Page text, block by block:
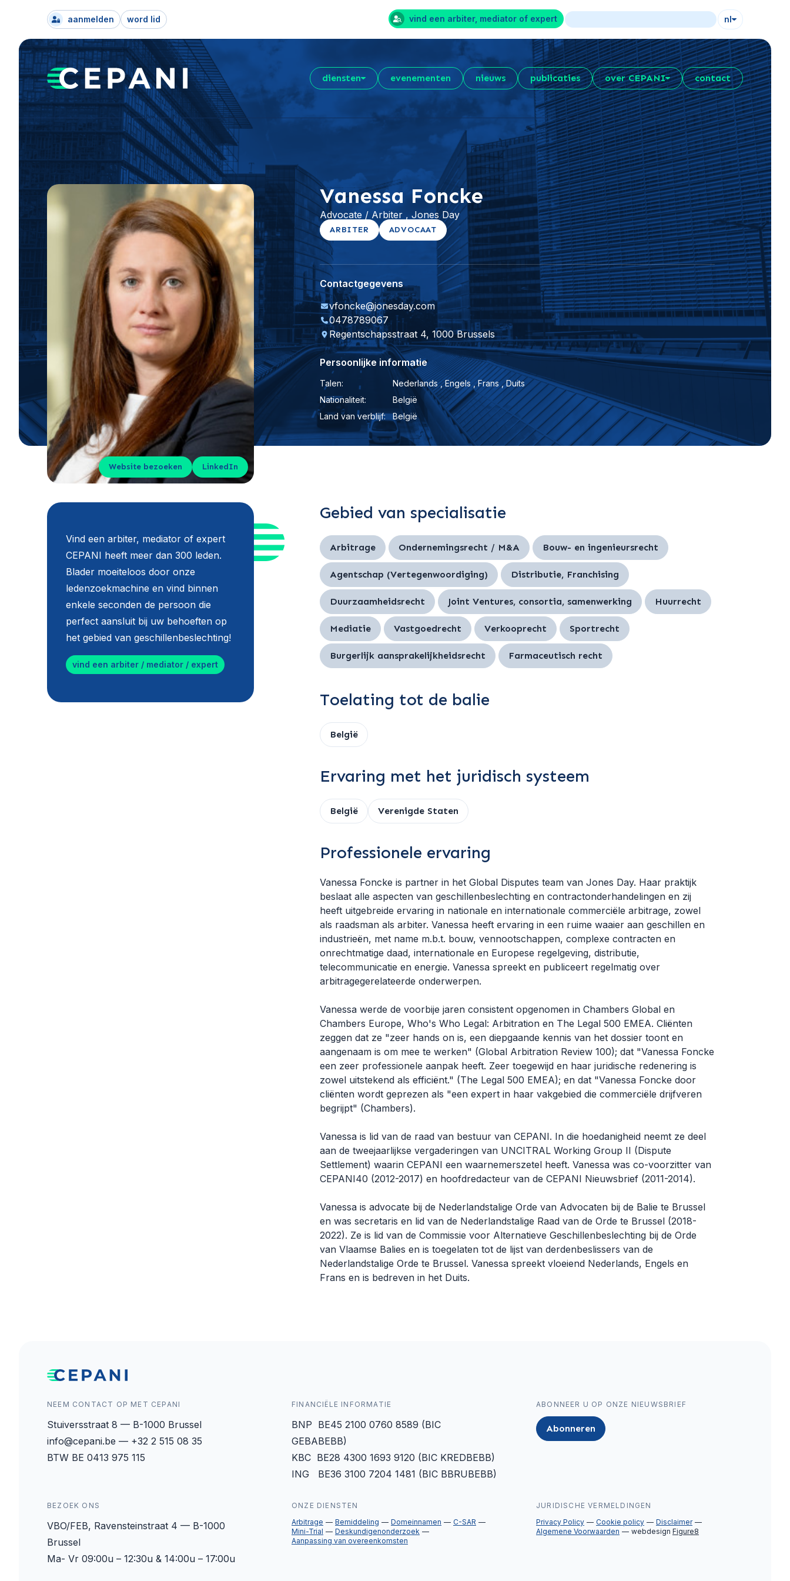
aanmelden word lid vind een arbiter, mediator of expert nl
diensten evenementen nieuws publicaties over CEPANI contact
Website bezoeken LinkedIn
Vanessa Foncke
Advocate / Arbiter , Jones Day
ARBITER ADVOCAAT
Contactgegevens
vfoncke@jonesday.com
0478789067
Regentschapsstraat 4, 1000 Brussels
Persoonlijke informatie
Talen:
Nederlands , Engels , Frans , Duits
Nationaliteit:
België
Land van verblijf:
België
Vind een arbiter, mediator of expert
CEPANI heeft meer dan 300 leden.
Blader moeiteloos door onze
ledenzoekmachine en vind binnen
enkele seconden de persoon die
perfect aansluit bij uw behoeften op
het gebied van geschillenbeslechting!
vind een arbiter / mediator / expert
Gebied van specialisatie
Arbitrage Ondernemingsrecht / M&A Bouw- en ingenieursrecht
Agentschap (Vertegenwoordiging) Distributie, Franchising
Duurzaamheidsrecht Joint Ventures, consortia, samenwerking Huurrecht
Mediatie Vastgoedrecht Verkooprecht Sportrecht
Burgerlijk aansprakelijkheidsrecht Farmaceutisch recht
Toelating tot de balie
België
Ervaring met het juridisch systeem
België Verenigde Staten
Professionele ervaring
Vanessa Foncke is partner in het Global Disputes team van Jones Day. Haar praktijk
beslaat alle aspecten van geschillenbeslechting en contractonderhandelingen en zij
heeft uitgebreide ervaring in nationale en internationale commerciële arbitrage, zowel
als raadsman als arbiter. Vanessa heeft ervaring in een ruime waaier aan geschillen en
industrieën, met name m.b.t. bouw, vennootschappen, complexe contracten en
onrechtmatige daad, internationale en Europese regelgeving, distributie,
telecommunicatie en energie. Vanessa spreekt en publiceert regelmatig over
arbitragegerelateerde onderwerpen.
Vanessa werde de voorbije jaren consistent opgenomen in Chambers Global en
Chambers Europe, Who's Who Legal: Arbitration en The Legal 500 EMEA. Cliënten
zeggen dat ze "zeer hands on is, een diepgaande kennis van het dossier toont en
aangenaam is om mee te werken" (Global Arbitration Review 100); dat "Vanessa Foncke
een zeer professionele aanpak heeft. Zeer toegewijd en haar juridische redenering is
zowel uitstekend als efficiënt." (The Legal 500 EMEA); en dat "Vanessa Foncke door
cliënten wordt geprezen als "een expert in haar vakgebied die commerciële drijfveren
begrijpt" (Chambers).
Vanessa is lid van de raad van bestuur van CEPANI. In die hoedanigheid neemt ze deel
aan de tweejaarlijkse vergaderingen van UNCITRAL Working Group II (Dispute
Settlement) waarin CEPANI een waarnemerszetel heeft. Vanessa was co-voorzitter van
CEPANI40 (2012-2017) en hoofdredacteur van de CEPANI Nieuwsbrief (2011-2014).
Vanessa is advocate bij de Nederlandstalige Orde van Advocaten bij de Balie te Brussel
en was secretaris en lid van de Nederlandstalige Raad van de Orde te Brussel (2018-
2022). Ze is lid van de Commissie voor Alternatieve Geschillenbeslechting bij de Orde
van Vlaamse Balies en is toegelaten tot de lijst van derdenbeslissers van de
Nederlandstalige Orde te Brussel. Vanessa spreekt vloeiend Nederlands, Engels en
Frans en is bedreven in het Duits.
NEEM CONTACT OP MET CEPANI
Stuiversstraat 8 — B-1000 Brussel
info@cepani.be — +32 2 515 08 35
BTW BE 0413 975 115
FINANCIËLE INFORMATIE
BNP BE45 2100 0760 8589 (BIC
GEBABEBB)
KBC BE28 4300 1693 9120 (BIC KREDBEBB)
ING BE36 3100 7204 1481 (BIC BBRUBEBB)
ABONNEER U OP ONZE NIEUWSBRIEF
Abonneren
BEZOEK ONS
VBO/FEB, Ravensteinstraat 4 — B-1000
Brussel
Ma- Vr 09:00u – 12:30u & 14:00u – 17:00u
ONZE DIENSTEN
Arbitrage
Bemiddeling Domeinnamen
C-SAR
Mini-Trial
Deskundigenonderzoek
Aanpassing van overeenkomsten
JURIDISCHE VERMELDINGEN
Privacy Policy
Cookie policy
Disclaimer
Algemene Voorwaarden
webdesign Figure8